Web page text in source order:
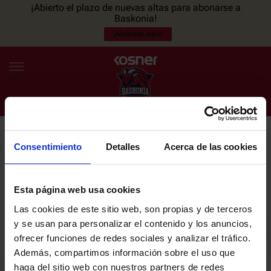
Consentimiento Detalles Acerca de las cookies
Esta página web usa cookies
Las cookies de este sitio web, son propias y de terceros
y se usan para personalizar el contenido y los anuncios,
ofrecer funciones de redes sociales y analizar el tráfico.
Además, compartimos información sobre el uso que
haga del sitio web con nuestros partners de redes
¡Abierto el plazo de nuevas altas para abonarse a
Baskonia!
¡Abónate aquí!
ES EU
NOTICIAS
PLANTILLA
ENTRADAS
NEWSLETTER
últimas noticias y promociones del club.
Email
He leído y acepto laPolítica de privacidaddel SASKI BASKONIA